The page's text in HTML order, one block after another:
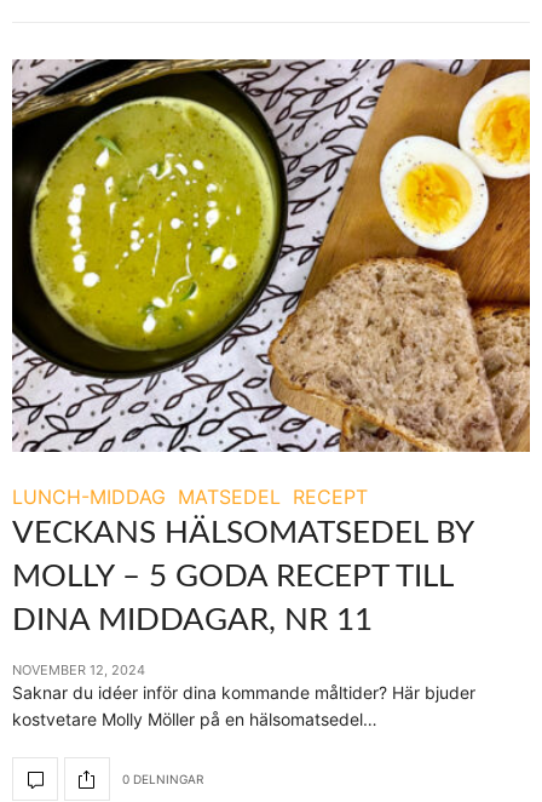
LUNCH-MIDDAG MATSEDEL RECEPT
VECKANS HÄLSOMATSEDEL BY
MOLLY – 5 GODA RECEPT TILL
DINA MIDDAGAR, NR 11
NOVEMBER 12, 2024
Saknar du idéer inför dina kommande måltider? Här bjuder
kostvetare Molly Möller på en hälsomatsedel…
0 DELNINGAR